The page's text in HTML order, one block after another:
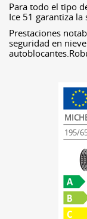
Para todo el tipo
Ice 51 garantiza
Prestaciones
seguridad en
195/